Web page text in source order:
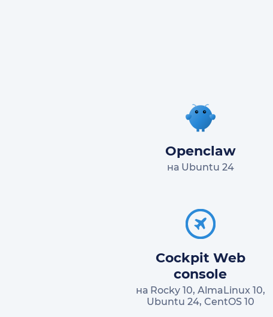
Openclaw
на Ubuntu 24
Cockpit Web
console
на Rocky 10, AlmaLinux 10,
Ubuntu 24, CentOS 10